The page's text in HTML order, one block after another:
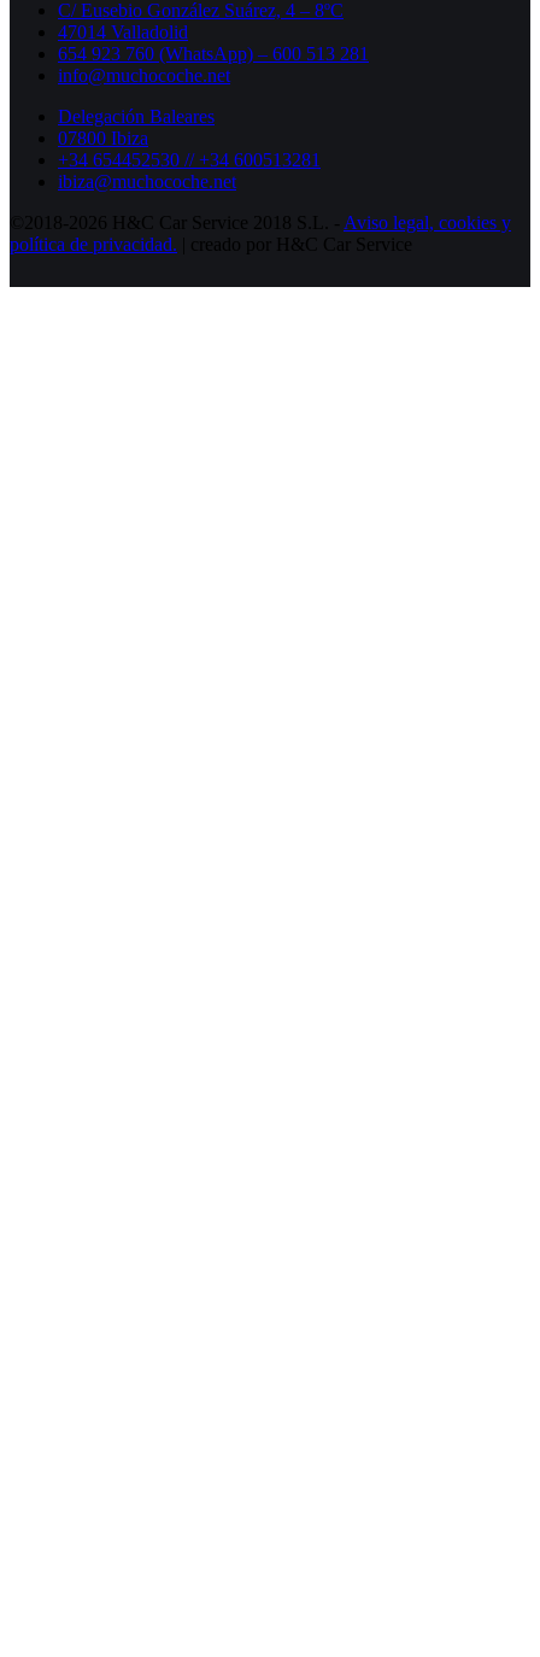
C/ Eusebio González Suárez, 4 – 8ºC
47014 Valladolid
654 923 760 (WhatsApp) – 600 513 281
info@muchocoche.net
Delegación Baleares
07800 Ibiza
+34 654452530 // +34 600513281
ibiza@muchocoche.net
©2018-2026 H&C Car Service 2018 S.L. - Aviso legal, cookies y
política de privacidad. | creado por H&C Car Service